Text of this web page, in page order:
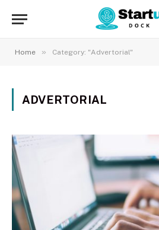
Home » Category: "Advertorial"
ADVERTORIAL